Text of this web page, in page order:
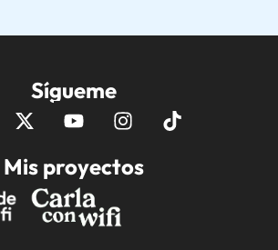
Sígueme
Mis proyectos